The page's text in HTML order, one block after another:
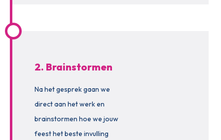
2. Brainstormen
Na het gesprek gaan we
direct aan het werk en
brainstormen hoe we jouw
feest het beste invulling